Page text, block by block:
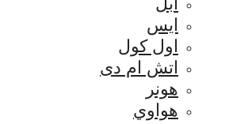
ايس
اول كول
اتش ام دى
هونر
هواوي